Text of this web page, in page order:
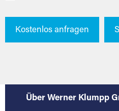
Kostenlos anfragen
Über Werner Klumpp